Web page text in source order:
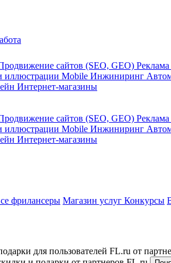
сайтов (SEO, GEO)
иллюстрации Mobile Инжиниринг
Интернет-магазины
сайтов (SEO, GEO)
иллюстрации Mobile Инжиниринг
Интернет-магазины
фрилансеры Магазин услуг Конкурсы
для пользователей FL.ru от